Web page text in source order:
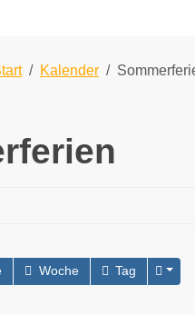
Kalender
Woche Tag